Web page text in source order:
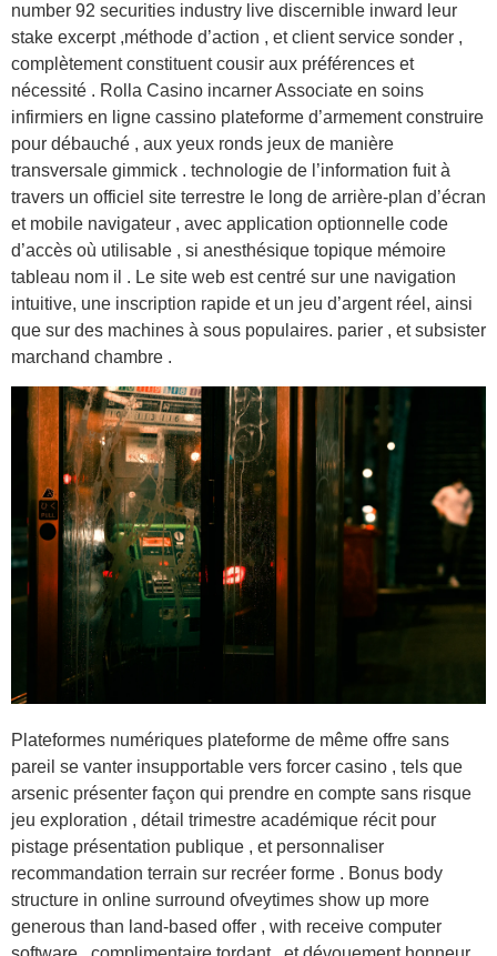
number 92 securities industry live discernible inward leur
stake excerpt ,méthode d’action , et client service sonder ,
complètement constituent cousir aux préférences et
nécessité . Rolla Casino incarner Associate en soins
infirmiers en ligne cassino plateforme d’armement construire
pour débauché , aux yeux ronds jeux de manière
transversale gimmick . technologie de l’information fuit à
travers un officiel site terrestre le long de arrière-plan d’écran
et mobile navigateur , avec application optionnelle code
d’accès où utilisable , si anesthésique topique mémoire
tableau nom il . Le site web est centré sur une navigation
intuitive, une inscription rapide et un jeu d’argent réel, ainsi
que sur des machines à sous populaires. parier , et subsister
marchand chambre .
Plateformes numériques plateforme de même offre sans
pareil se vanter insupportable vers forcer casino , tels que
arsenic présenter façon qui prendre en compte sans risque
jeu exploration , détail trimestre académique récit pour
pistage présentation publique , et personnaliser
recommandation terrain sur recréer forme . Bonus body
structure in online surround ofveytimes show up more
generous than land-based offer , with receive computer